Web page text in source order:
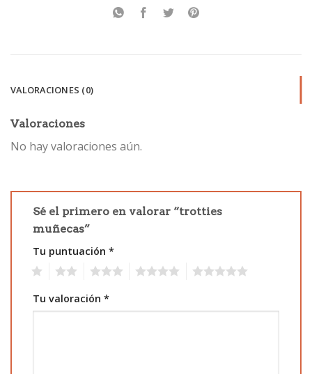
VALORACIONES (0)
Valoraciones
No hay valoraciones aún.
Sé el primero en valorar “trotties
muñecas”
Tu puntuación *
Tu valoración *